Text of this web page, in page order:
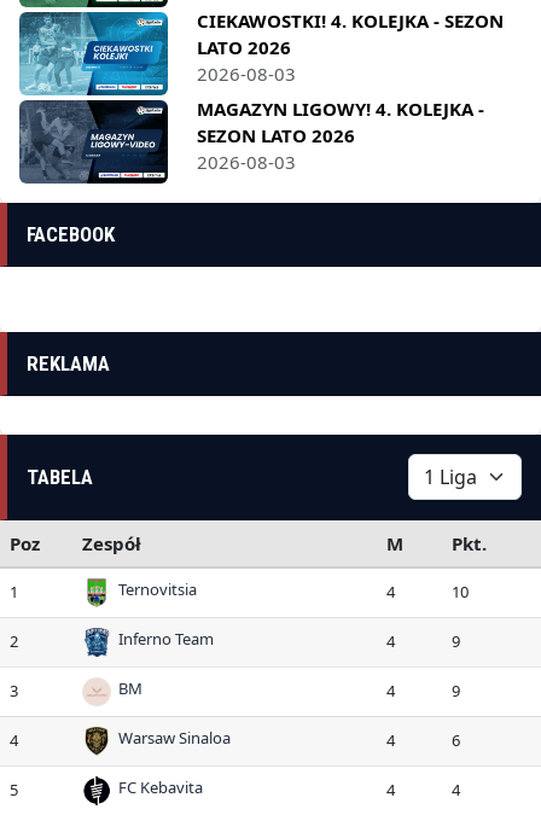
CIEKAWOSTKI! 4. KOLEJKA - SEZON
LATO 2026
2026-08-03
MAGAZYN LIGOWY! 4. KOLEJKA -
SEZON LATO 2026
2026-08-03
FACEBOOK
REKLAMA
TABELA
Poz Zespół M Pkt.
1 Ternovitsia 4 10
2 Inferno Team 4 9
3 BM 4 9
4 Warsaw Sinaloa 4 6
5 FC Kebavita 4 4